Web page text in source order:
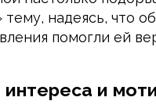
надеясь, что
помогли ей
и